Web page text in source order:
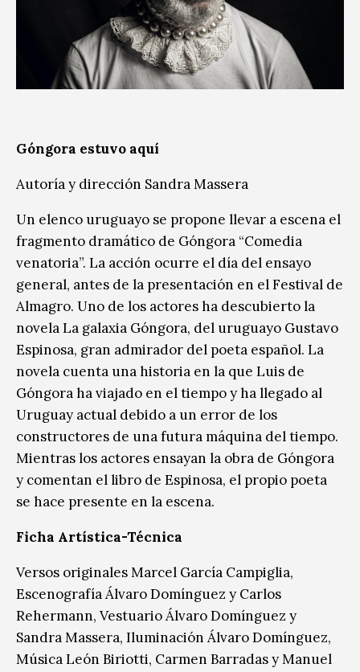
Góngora estuvo aquí
Autoría y dirección Sandra Massera
Un elenco uruguayo se propone llevar a escena el
fragmento dramático de Góngora “Comedia
venatoria”. La acción ocurre el día del ensayo
general, antes de la presentación en el Festival de
Almagro. Uno de los actores ha descubierto la
novela La galaxia Góngora, del uruguayo Gustavo
Espinosa, gran admirador del poeta español. La
novela cuenta una historia en la que Luis de
Góngora ha viajado en el tiempo y ha llegado al
Uruguay actual debido a un error de los
constructores de una futura máquina del tiempo.
Mientras los actores ensayan la obra de Góngora
y comentan el libro de Espinosa, el propio poeta
se hace presente en la escena.
Ficha Artística-Técnica
Versos originales Marcel García Campiglia,
Escenografía Álvaro Domínguez y Carlos
Rehermann, Vestuario Álvaro Domínguez y
Sandra Massera, Iluminación Álvaro Domínguez,
Música León Biriotti, Carmen Barradas y Manuel